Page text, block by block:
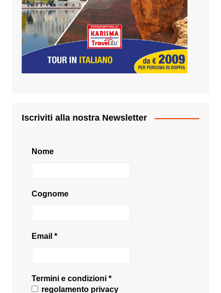
Iscriviti alla nostra Newsletter
Nome
Cognome
Email *
Termini e condizioni *
regolamento privacy